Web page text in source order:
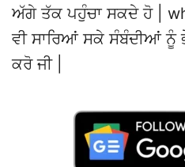
ਅੱਗੇ ਤੱਕ ਪਹੁੰਚਾ ਸਕਦੇ ਹੋ |
ਵੀ ਸਾਰਿਆਂ ਸਕੇ ਸੰਬੰਦੀਆਂ
ਕਰੋ ਜੀ |